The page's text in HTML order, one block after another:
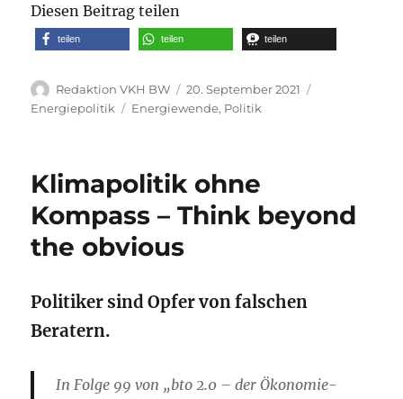
Diesen Beitrag teilen
teilen teilen teilen
Autor
Redaktion VKH BW
Veröffentlicht
am
20. September 2021
Energiepolitik
Schlagwörter
Energiewende, Politik
Klimapolitik ohne
Kompass – Think beyond
the obvious
Politiker sind Opfer von falschen
Beratern.
In Folge 99 von „bto 2.0 – der Ökonomie-